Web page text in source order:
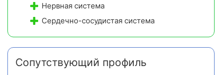
Нервная система
Сердечно-сосудистая система
Сопутствующий профиль